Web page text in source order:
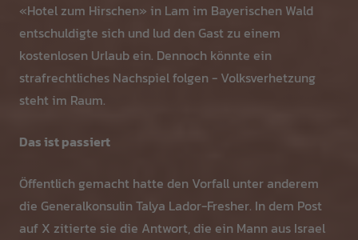
«Hotel zum Hirschen» in Lam im Bayerischen Wald
entschuldigte sich und lud den Gast zu einem
kostenlosen Urlaub ein. Dennoch könnte ein
strafrechtliches Nachspiel folgen - Volksverhetzung
steht im Raum.
Das ist passiert
Öffentlich gemacht hatte den Vorfall unter anderem
die Generalkonsulin Talya Lador-Fresher. In dem Post
auf X zitierte sie die Antwort, die ein Mann aus Israel